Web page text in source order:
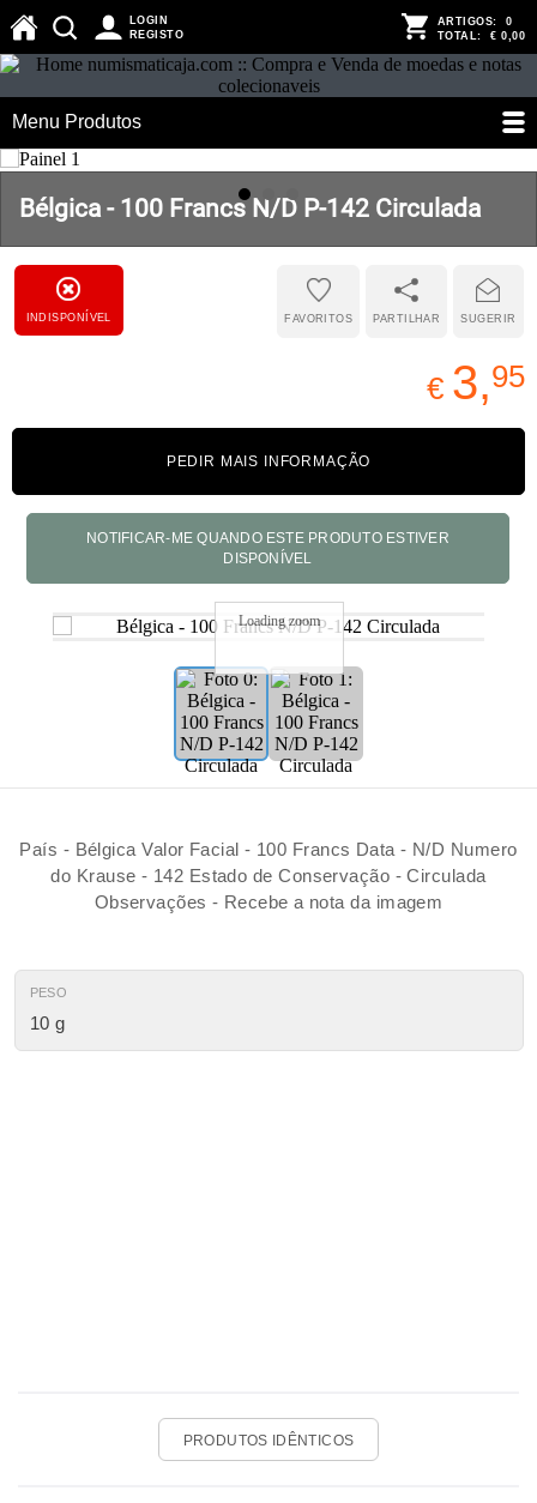
LOGIN
REGISTO
ARTIGOS: 0
TOTAL: € 0,00
Menu Produtos
Bélgica - 100 Francs N/D P-142 Circulada
INDISPONÍVEL SUGERIR
PARTILHAR
FAVORITOS
€ 3,95
PEDIR MAIS INFORMAÇÃO
Loading zoom
País - Bélgica Valor Facial - 100 Francs Data - N/D Numero
do Krause - 142 Estado de Conservação - Circulada
Observações - Recebe a nota da imagem
PESO
10 g
PRODUTOS IDÊNTICOS